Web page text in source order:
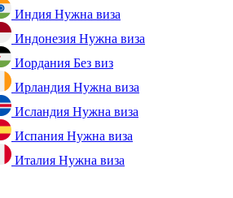
Индия Нужна виза
Индонезия Нужна виза
Иордания Без виз
Ирландия Нужна виза
Исландия Нужна виза
Испания Нужна виза
Италия Нужна виза